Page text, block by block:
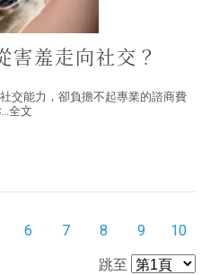
羞走向社交？
交能力，卻負擔不起專業的諮商費
全文
6 7 8 9
10
跳至